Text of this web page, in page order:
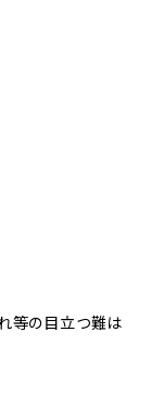
等の目立つ難は